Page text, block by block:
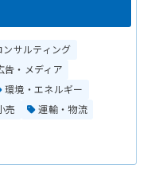
ンサルティング
告・メディア
環境・エネルギー
売
運輸・物流